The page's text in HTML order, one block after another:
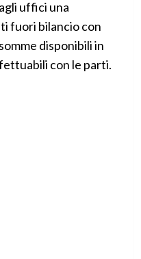
uffici una
fuori bilancio con
disponibili in
con le parti.